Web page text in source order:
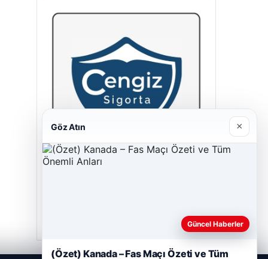
Göz Atın ×
Güncel Haberler
(Özet) Kanada – Fas Maçı Özeti ve Tüm